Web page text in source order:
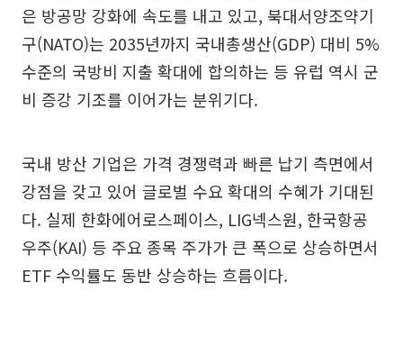
은 방공망 강화에 속도를 내고 있고, 북대서양조약기
구(NATO)는 2035년까지 국내총생산(GDP) 대비 5%
수준의 국방비 지출 확대에 합의하는 등 유럽 역시 군
비 증강 기조를 이어가는 분위기다.
국내 방산 기업은 가격 경쟁력과 빠른 납기 측면에서
강점을 갖고 있어 글로벌 수요 확대의 수혜가 기대된
다. 실제 한화에어로스페이스, LIG넥스원, 한국항공
우주(KAI) 등 주요 종목 주가가 큰 폭으로 상승하면서
ETF 수익률도 동반 상승하는 흐름이다.